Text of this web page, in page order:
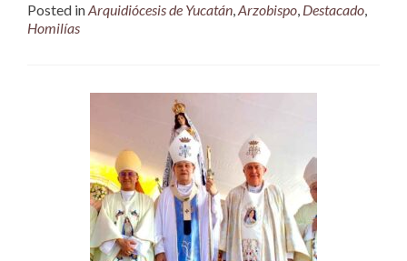
Posted inArquidiócesis de Yucatán,Arzobispo, Destacado,
Homilías